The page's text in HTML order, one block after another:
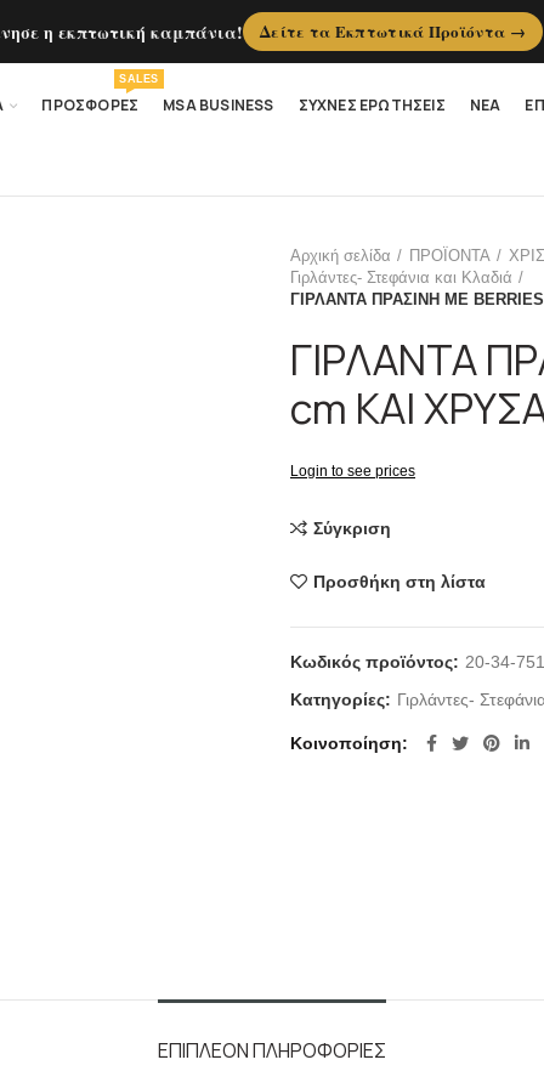
ΠΡΟΣΦΟΡΕΣ
SALES
MSA BUSINESS ΣΥΧΝΕΣ ΕΡΩΤΗΣΕΙΣ ΝΕΑ
Αρχική σελίδα ΠΡΟΪΟΝΤΑ
Γιρλάντες- Στεφάνια και Κλαδιά
ΓΙΡΛΑΝΤΑ ΠΡΑΣΙΝΗ ΜΕ
ΓΙΡΛΑΝΤΑ
cm ΚΑΙ
Login to see prices
Σύγκριση
Προσθήκη στη λίστα
Κωδικός προϊόντος: 20-34-751
Κατηγορίες: Γιρλάντες-
Κοινοποίηση
ΕΠΙΠΛΈΟΝ ΠΛΗΡΟΦΟΡΊΕΣ
η εκπτωτική καμπάνια! Δείτε τα Εκπτωτικά Προϊόντα →